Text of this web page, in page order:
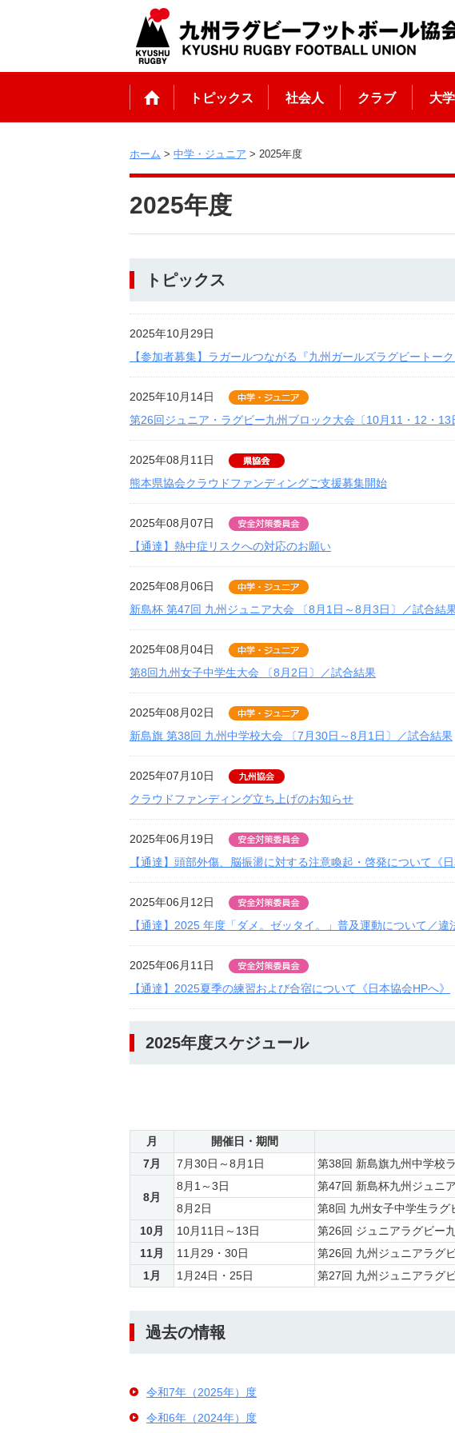
トピックス 社会人 クラブ 大学
ホーム > 中学・ジュニア > 2025年度
2025年度
トピックス
2025年10月29日
【参加者募集】ラガールつながる『九州ガールズラグビートーク
2025年10月14日
第26回ジュニア・ラグビー九州ブロック大会〔10月11・12・13
2025年08月11日
熊本県協会クラウドファンディングご支援募集開始
2025年08月07日
【通達】熱中症リスクへの対応のお願い
2025年08月06日
新島杯 第47回 九州ジュニア大会 〔8月1日～8月3日〕／試合結
2025年08月04日
第8回九州女子中学生大会 〔8月2日〕／試合結果
2025年08月02日
新島旗 第38回 九州中学校大会 〔7月30日～8月1日〕／試合結果
2025年07月10日
クラウドファンディング立ち上げのお知らせ
2025年06月19日
【通達】頭部外傷、脳振盪に対する注意喚起・啓発について《日
2025年06月12日
【通達】2025 年度「ダメ。ゼッタイ。」普及運動について／違
2025年06月11日
【通達】2025夏季の練習および合宿について《日本協会HPへ》
2025年度スケジュール
月 開催日・期間
7月
7月30日～8月1日 第38回 新島旗九州中学校
8月
8月1～3日 第47回 新島杯九州ジュニ
8月2日
第8回 九州女子中学生ラグ
10月
10月11日～13日 第26回 ジュニアラグビー
11月
11月29・30日 第26回 九州ジュニアラグ
1月
1月24日・25日 第27回 九州ジュニアラグ
過去の情報
令和7年（2025年）度
令和6年（2024年）度